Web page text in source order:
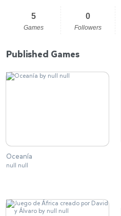
5
Games
0
Followers
Published Games
Oceanía
null null